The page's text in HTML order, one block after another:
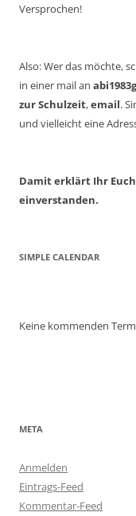
Versprochen!
Also: Wer das möchte,
in einer mail an
zur Schulzeit,email.
und vielleicht eine
Damit erklärt Ihr
einverstanden.
SIMPLE CALENDAR
Keine kommenden
META
Anmelden
Eintrags-Feed
Kommentar-Feed